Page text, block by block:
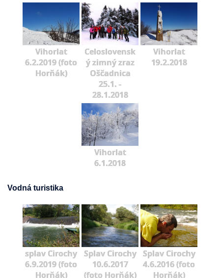
Vihorlat
6.2.2019 (foto
Horňák)
Celoslovensk
ý zimný zraz
Oščadnica
25.1. -
28.1.2018
Vihorlat
19.2.2018
Vihorlat
6.1.2018
Vodná turistika
splav Cirochy
6.9.2019 (foto
Horňák)
Splav Cirochy
10.6.2017
(foto Horňák)
Splav Cirochy
4.6.2016 (foto
Horňák)